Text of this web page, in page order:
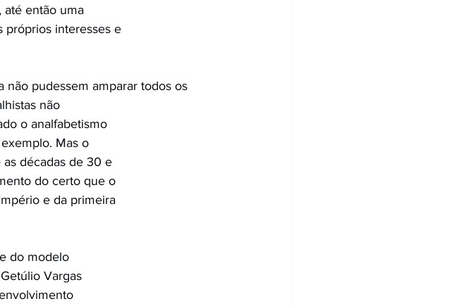
até então uma
próprios interesses e
pudessem amparar todos os
não
o analfabetismo
Mas o
décadas de 30 e
do certo que o
e da primeira
do modelo
Vargas